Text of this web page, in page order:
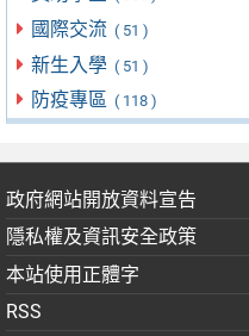
國際交流 ( 51 )
新生入學 ( 51 )
防疫專區 ( 118 )
政府網站開放資料宣告
隱私權及資訊安全政策
本站使用正體字
RSS